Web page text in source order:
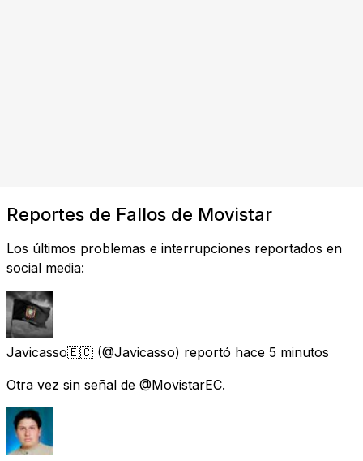
Reportes de Fallos de Movistar
Los últimos problemas e interrupciones reportados en
social media:
Javicasso🇪🇨 (@Javicasso) reportó hace 5 minutos
Otra vez sin señal de @MovistarEC.